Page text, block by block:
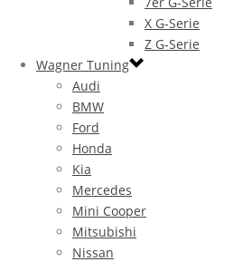
X G-Serie
Z G-Serie
Wagner Tuning
Audi
BMW
Ford
Honda
Kia
Mercedes
Mini Cooper
Mitsubishi
Nissan